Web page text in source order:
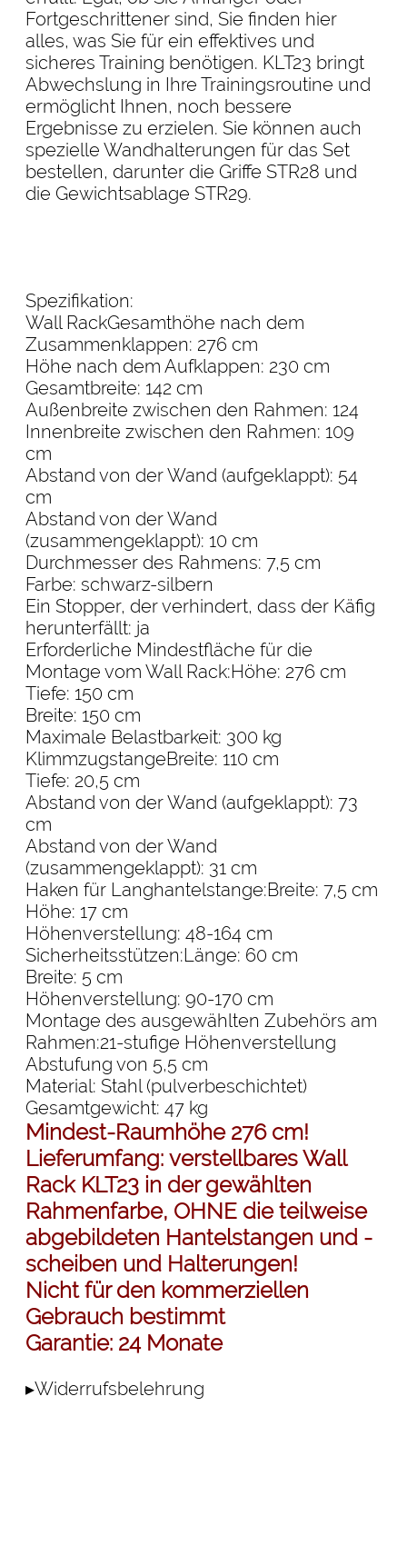
Fortgeschrittener sind, Sie finden hier
alles, was Sie für ein effektives und
sicheres Training benötigen. KLT23 bringt
Abwechslung in Ihre Trainingsroutine und
ermöglicht Ihnen, noch bessere
Ergebnisse zu erzielen. Sie können auch
spezielle Wandhalterungen für das Set
bestellen, darunter die Griffe STR28 und
die Gewichtsablage STR29.
Spezifikation:
Wall RackGesamthöhe nach dem
Zusammenklappen: 276 cm
Höhe nach dem Aufklappen: 230 cm
Gesamtbreite: 142 cm
Außenbreite zwischen den Rahmen: 124
Innenbreite zwischen den Rahmen: 109
cm
Abstand von der Wand (aufgeklappt): 54
cm
Abstand von der Wand
(zusammengeklappt): 10 cm
Durchmesser des Rahmens: 7,5 cm
Farbe: schwarz-silbern
Ein Stopper, der verhindert, dass der Käfig
herunterfällt: ja
Erforderliche Mindestfläche für die
Montage vom Wall Rack:Höhe: 276 cm
Tiefe: 150 cm
Breite: 150 cm
Maximale Belastbarkeit: 300 kg
KlimmzugstangeBreite: 110 cm
Tiefe: 20,5 cm
Abstand von der Wand (aufgeklappt): 73
cm
Abstand von der Wand
(zusammengeklappt): 31 cm
Haken für Langhantelstange:Breite: 7,5 cm
Höhe: 17 cm
Höhenverstellung: 48-164 cm
Sicherheitsstützen:Länge: 60 cm
Breite: 5 cm
Höhenverstellung: 90-170 cm
Montage des ausgewählten Zubehörs am
Rahmen:21-stufige Höhenverstellung
Abstufung von 5,5 cm
Material: Stahl (pulverbeschichtet)
Gesamtgewicht: 47 kg
Mindest-Raumhöhe 276 cm!
Lieferumfang: verstellbares Wall
Rack KLT23 in der gewählten
Rahmenfarbe, OHNE die teilweise
abgebildeten Hantelstangen und -
scheiben und Halterungen!
Nicht für den kommerziellen
Gebrauch bestimmt
Garantie: 24 Monate
▸Widerrufsbelehrung